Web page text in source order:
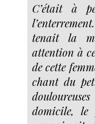
C’était à
tenait la
attention à
de cette
chant du
domicile, le